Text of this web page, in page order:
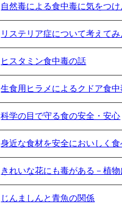
自然毒による食中毒に気をつけ
リステリア症について考えてみ
ヒスタミン食中毒の話
生食用ヒラメによるクドア食中
科学の目で守る食の安全・安心
身近な食材を安全においしく
きれいな花にも毒がある－植
じんましんと青魚の関係